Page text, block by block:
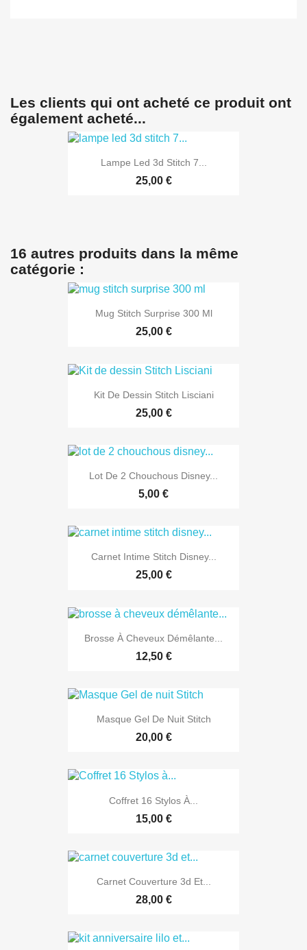
Les clients qui ont acheté ce produit ont
également acheté...
Lampe Led 3d Stitch 7...
25,00 €
16 autres produits dans la même
catégorie :
Mug Stitch Surprise 300 Ml
25,00 €
Kit De Dessin Stitch Lisciani
25,00 €
Lot De 2 Chouchous Disney...
5,00 €
Carnet Intime Stitch Disney...
25,00 €
Brosse À Cheveux Démêlante...
12,50 €
Masque Gel De Nuit Stitch
20,00 €
Coffret 16 Stylos À...
15,00 €
Carnet Couverture 3d Et...
28,00 €